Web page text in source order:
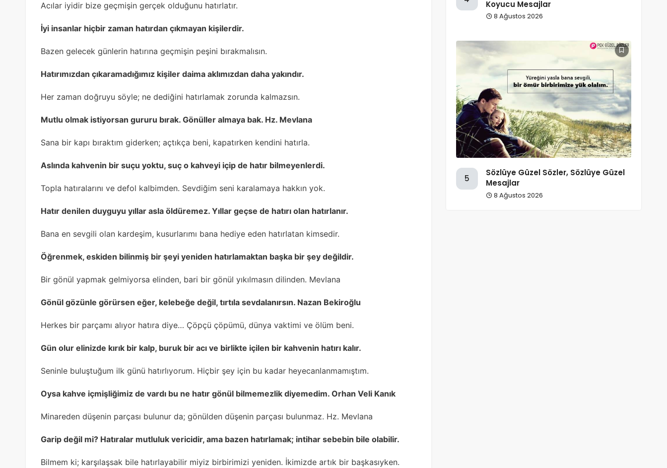
Acılar iyidir bize geçmişin gerçek olduğunu hatırlatır.
İyi insanlar hiçbir zaman hatırdan çıkmayan kişilerdir.
Bazen gelecek günlerin hatırına geçmişin peşini bırakmalısın.
Hatırımızdan çıkaramadığımız kişiler daima aklımızdan daha yakındır.
Her zaman doğruyu söyle; ne dediğini hatırlamak zorunda kalmazsın.
Mutlu olmak istiyorsan gururu bırak. Gönüller almaya bak. Hz. Mevlana
Sana bir kapı bıraktım giderken; açtıkça beni, kapatırken kendini hatırla.
Aslında kahvenin bir suçu yoktu, suç o kahveyi içip de hatır bilmeyenlerdi.
Topla hatıralarını ve defol kalbimden. Sevdiğim seni karalamaya hakkın yok.
Hatır denilen duyguyu yıllar asla öldüremez. Yıllar geçse de hatırı olan hatırlanır.
Bana en sevgili olan kardeşim, kusurlarımı bana hediye eden hatırlatan kimsedir.
Öğrenmek, eskiden bilinmiş bir şeyi yeniden hatırlamaktan başka bir şey değildir.
Bir gönül yapmak gelmiyorsa elinden, bari bir gönül yıkılmasın dilinden. Mevlana
Gönül gözünle görürsen eğer, kelebeğe değil, tırtıla sevdalanırsın. Nazan Bekiroğlu
Herkes bir parçamı alıyor hatıra diye… Çöpçü çöpümü, dünya vaktimi ve ölüm beni.
Gün olur elinizde kırık bir kalp, buruk bir acı ve birlikte içilen bir kahvenin hatırı kalır.
Seninle buluştuğum ilk günü hatırlıyorum. Hiçbir şey için bu kadar heyecanlanmamıştım.
Oysa kahve içmişliğimiz de vardı bu ne hatır gönül bilmemezlik diyemedim. Orhan Veli Kanık
Minareden düşenin parçası bulunur da; gönülden düşenin parçası bulunmaz. Hz. Mevlana
Garip değil mi? Hatıralar mutluluk vericidir, ama bazen hatırlamak; intihar sebebin bile olabilir.
Bilmem ki; karşılaşsak bile hatırlayabilir miyiz birbirimizi yeniden. İkimizde artık bir başkasıyken.
Koyucu Mesajlar
8 Ağustos 2026
5
Sözlüye Güzel Sözler, Sözlüye Güzel
Mesajlar
8 Ağustos 2026